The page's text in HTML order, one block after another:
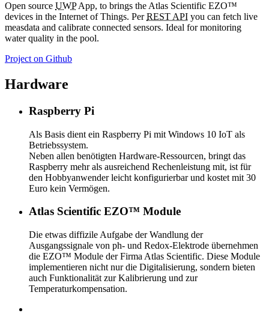
Open source UWPApp, to brings the Atlas Scientific EZO™
devices in the Internet of Things. PerREST API you can fetch live
measdata and calibrate connected sensors. Ideal for monitoring
water quality in the pool.
Project on Github
Hardware
Raspberry Pi
Als Basis dient ein Raspberry Pi mit Windows 10 IoT als
Betriebssystem.
Neben allen benötigten Hardware-Ressourcen, bringt das
Raspberry mehr als ausreichend Rechenleistung mit, ist für
den Hobbyanwender leicht konfigurierbar und kostet mit 30
Euro kein Vermögen.
Atlas Scientific EZO™ Module
Die etwas diffizile Aufgabe der Wandlung der
Ausgangssignale von ph- und Redox-Elektrode übernehmen
die EZO™ Module der Firma Atlas Scientific. Diese Module
implementieren nicht nur die Digitalisierung, sondern bieten
auch Funktionalität zur Kalibrierung und zur
Temperaturkompensation.